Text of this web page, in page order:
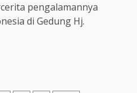
pengalamannya
di Gedung Hj.